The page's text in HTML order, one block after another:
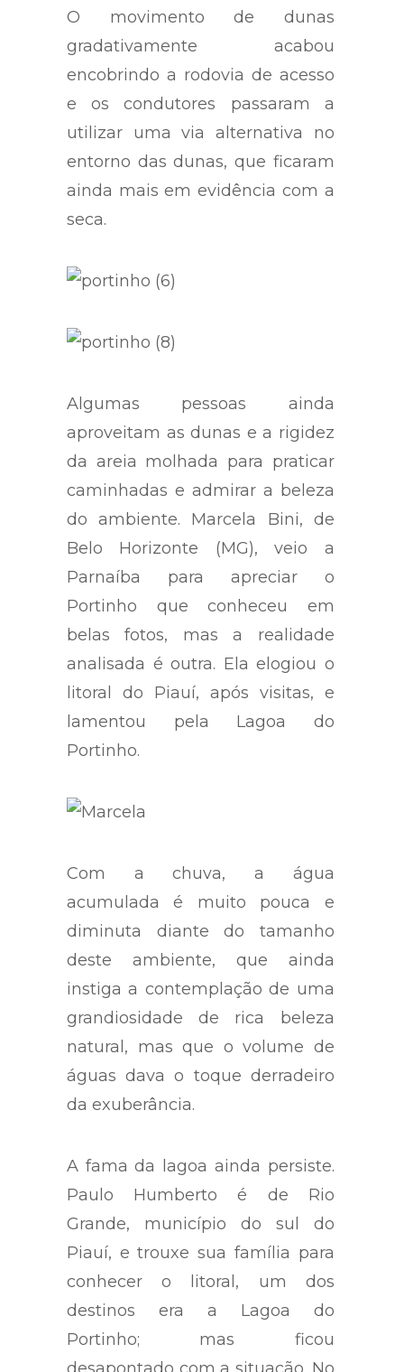
O movimento de dunas
gradativamente acabou
encobrindo a rodovia de acesso
e os condutores passaram a
utilizar uma via alternativa no
entorno das dunas, que ficaram
ainda mais em evidência com a
seca.
Algumas pessoas ainda
aproveitam as dunas e a rigidez
da areia molhada para praticar
caminhadas e admirar a beleza
do ambiente. Marcela Bini, de
Belo Horizonte (MG), veio a
Parnaíba para apreciar o
Portinho que conheceu em
belas fotos, mas a realidade
analisada é outra. Ela elogiou o
litoral do Piauí, após visitas, e
lamentou pela Lagoa do
Portinho.
Com a chuva, a água
acumulada é muito pouca e
diminuta diante do tamanho
deste ambiente, que ainda
instiga a contemplação de uma
grandiosidade de rica beleza
natural, mas que o volume de
águas dava o toque derradeiro
da exuberância.
A fama da lagoa ainda persiste.
Paulo Humberto é de Rio
Grande, município do sul do
Piauí, e trouxe sua família para
conhecer o litoral, um dos
destinos era a Lagoa do
Portinho; mas ficou